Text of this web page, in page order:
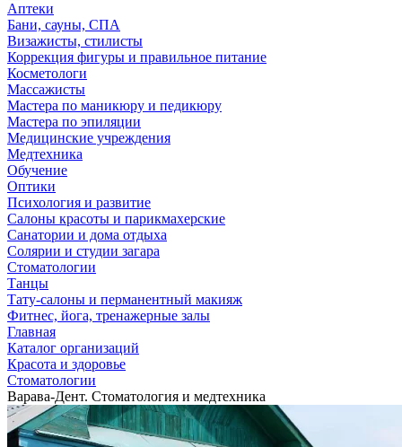
Аптеки
Бани, сауны, СПА
Визажисты, стилисты
Коррекция фигуры и правильное питание
Косметологи
Массажисты
Мастера по маникюру и педикюру
Мастера по эпиляции
Медицинские учреждения
Медтехника
Обучение
Оптики
Психология и развитие
Салоны красоты и парикмахерские
Санатории и дома отдыха
Солярии и студии загара
Стоматологии
Танцы
Тату-салоны и перманентный макияж
Фитнес, йога, тренажерные залы
Главная
Каталог организаций
Красота и здоровье
Стоматологии
Варава-Дент. Стоматология и медтехника